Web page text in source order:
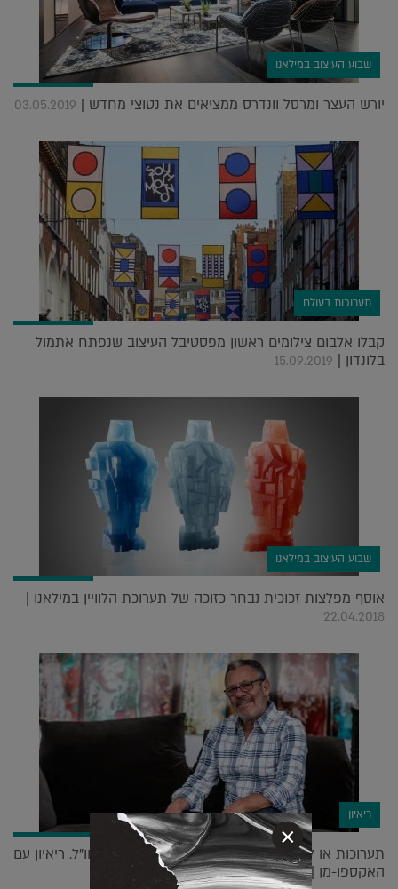
שבוע העיצוב במילאנו
יורש העצר ומרסל וונדרס ממציאים את נטוצי מחדש | 03.05.2019
תערוכות בעולם
קבלו אלבום צילומים ראשון מפסטיבל העיצוב שנפתח אתמול
בלונדון | 15.09.2019
שבוע העיצוב במילאנו
אוסף מפלצות זכוכית נבחר כזוכה של תערוכת הלוויין במילאנו |
22.04.2018
ריאיון
תערוכות או לא להיות: הקהל הישראלי רוצה כמו בחו"ל. ריאיון עם
האקספו-מן |08.09.2019
×